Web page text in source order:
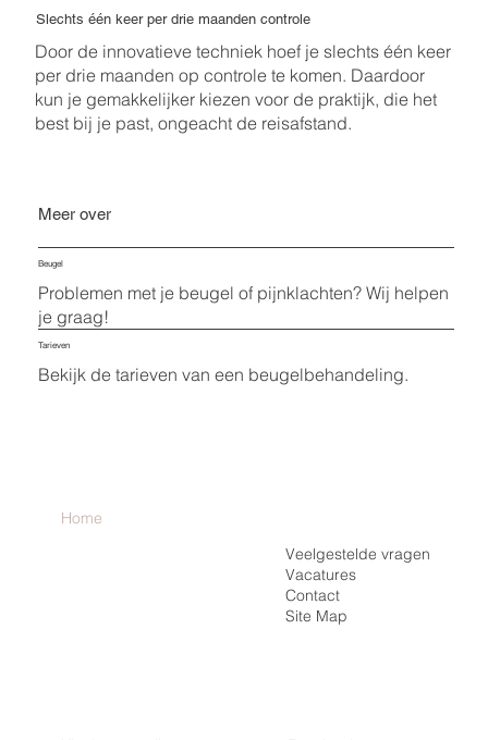
Slechts één keer per drie maanden controle
Door de innovatieve techniek hoef je slechts één keer
per drie maanden op controle te komen. Daardoor
kun je gemakkelijker kiezen voor de praktijk, die het
best bij je past, ongeacht de reisafstand.
Meer over
Beugel
Problemen met je beugel of pijnklachten? Wij helpen
je graag!
Tarieven
Bekijk de tarieven van een beugelbehandeling.
Home
Veelgestelde vragen
Vacatures
Contact
Site Map